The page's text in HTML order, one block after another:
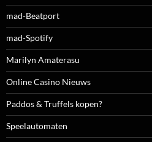
mad-Beatport
mad-Spotify
Marilyn Amaterasu
Online Casino Nieuws
Paddos & Truffels kopen?
Speelautomaten